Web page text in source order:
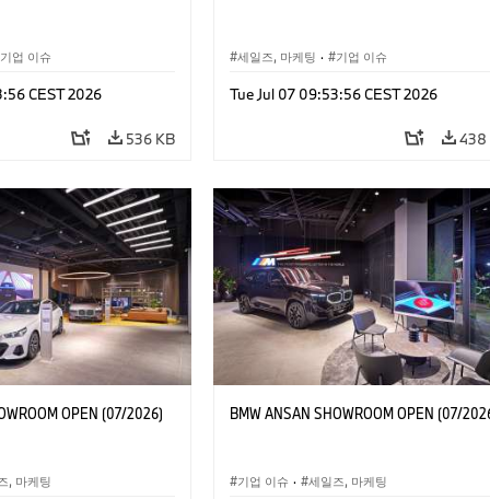
기업 이슈
CEST 2026
536 KB
세일즈, 마케팅 · 기업 이슈
Tue Jul 07 09:53:56 CEST 2026
438
OPEN (07/2026)
, 마케팅
BMW ANSAN SHOWROOM OPEN (07/
기업 이슈 · 세일즈, 마케팅